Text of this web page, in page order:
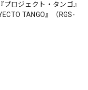
ロジェクト・タンゴ』
TANGO』（RGS-